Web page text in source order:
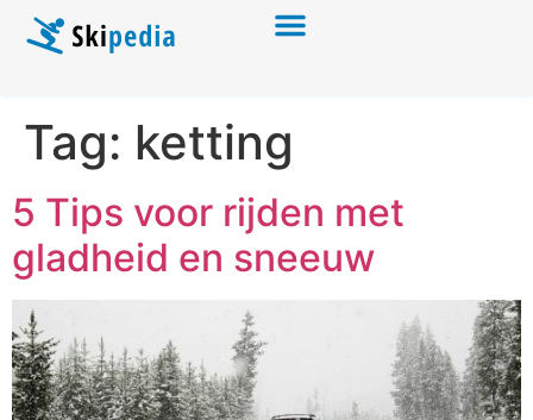
Tag: ketting
5 Tips voor rijden met
gladheid en sneeuw